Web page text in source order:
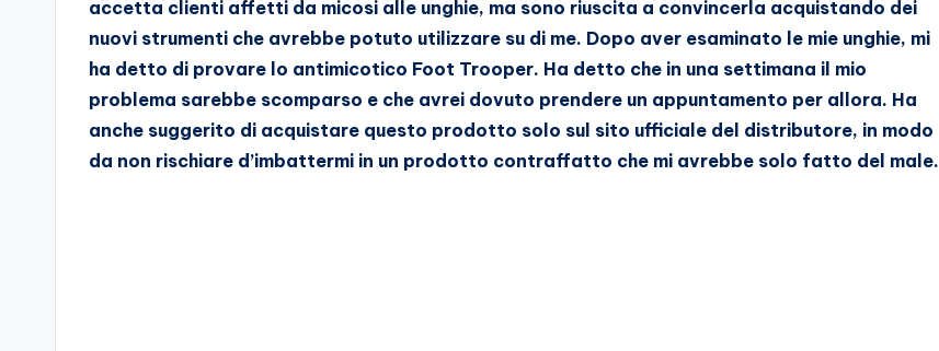
accetta clienti affetti da micosi alle unghie, ma sono riuscita a convincerla acquistando dei
nuovi strumenti che avrebbe potuto utilizzare su di me. Dopo aver esaminato le mie unghie, mi
ha detto di provare lo antimicotico Foot Trooper. Ha detto che in una settimana il mio
problema sarebbe scomparso e che avrei dovuto prendere un appuntamento per allora. Ha
anche suggerito di acquistare questo prodotto solo sul sito ufficiale del distributore, in modo
da non rischiare d’imbattermi in un prodotto contraffatto che mi avrebbe solo fatto del male.